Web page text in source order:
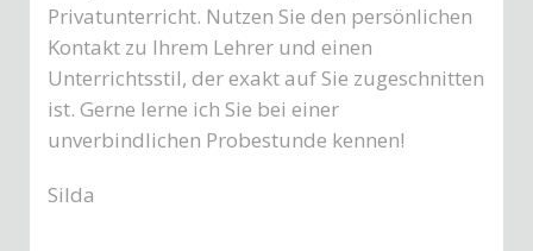
Privatunterricht. Nutzen Sie den persönlichen
Kontakt zu Ihrem Lehrer und einen
Unterrichtsstil, der exakt auf Sie zugeschnitten
ist. Gerne lerne ich Sie bei einer
unverbindlichen Probestunde kennen!
Silda